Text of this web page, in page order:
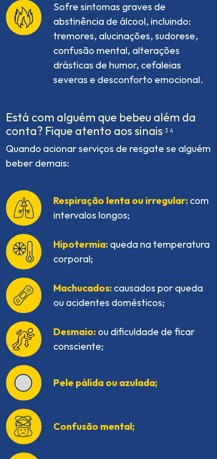
Sofre sintomas graves de
abstinência de álcool, incluindo:
tremores, alucinações, sudorese,
confusão mental, alterações
drásticas de humor, cefaleias
severas e desconforto emocional.
Está com alguém que bebeu além da
conta? Fique atento aos sinais 3 4
Quando acionar serviços de resgate se alguém
beber demais:
Respiração lenta ou irregular: com
intervalos longos;
Hipotermia: queda na temperatura
corporal;
Machucados: causados por queda
ou acidentes domésticos;
Desmaio: ou dificuldade de ficar
consciente;
Pele pálida ou azulada;
Confusão mental;